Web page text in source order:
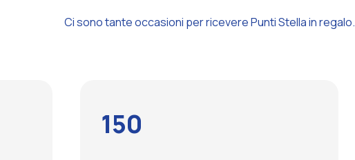
Ci sono tante occasioni per ricevere Punti Stella in regalo.
150